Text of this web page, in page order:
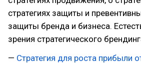
стратегиях защиты и
защиты бренда и бизнеса.
зрения стратегического
— Стратегия для роста прибыли